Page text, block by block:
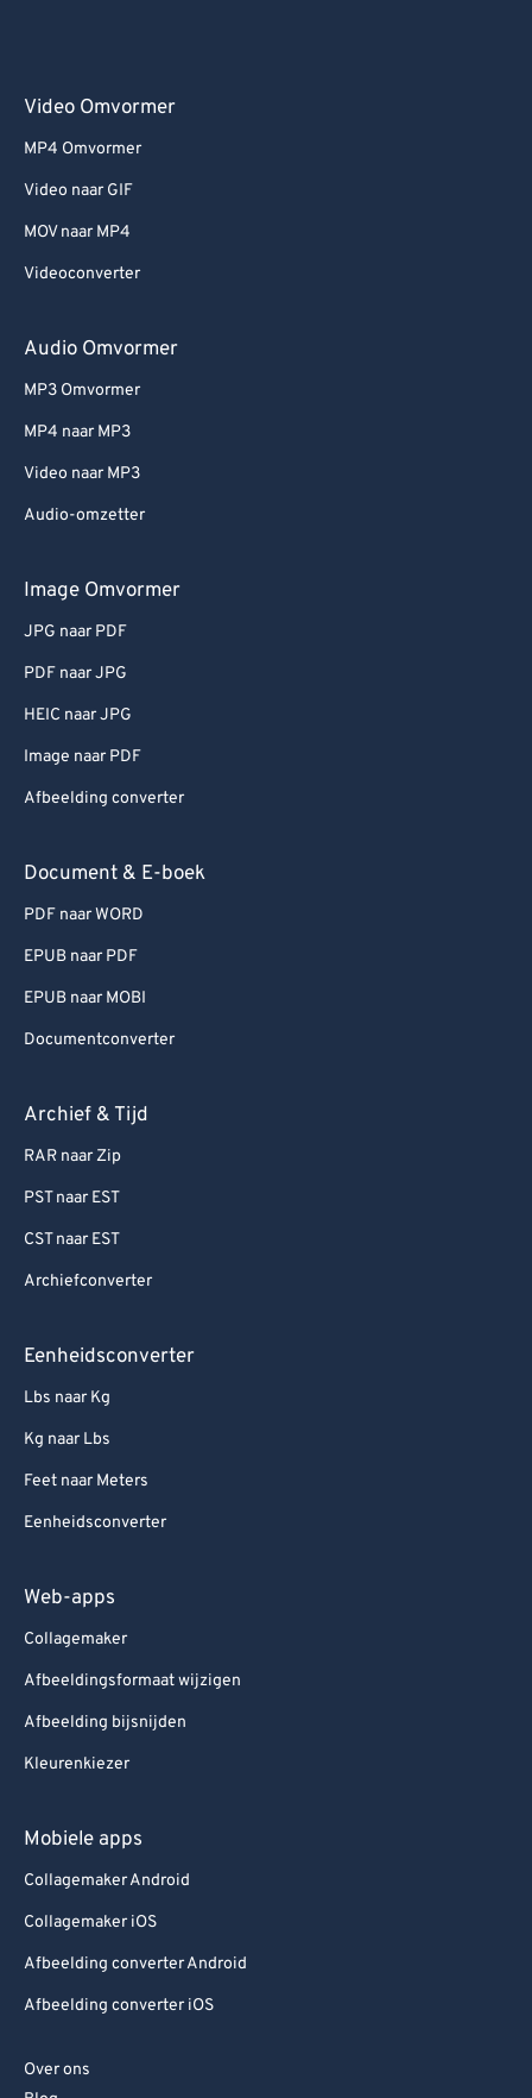
Video Omvormer
MP4 Omvormer
Video naar GIF
MOV naar MP4
Videoconverter
Audio Omvormer
MP3 Omvormer
MP4 naar MP3
Video naar MP3
Audio-omzetter
Image Omvormer
JPG naar PDF
PDF naar JPG
HEIC naar JPG
Image naar PDF
Afbeelding converter
Document & E-boek
PDF naar WORD
EPUB naar PDF
EPUB naar MOBI
Documentconverter
Archief & Tijd
RAR naar Zip
PST naar EST
CST naar EST
Archiefconverter
Eenheidsconverter
Lbs naar Kg
Kg naar Lbs
Feet naar Meters
Eenheidsconverter
Web-apps
Collagemaker
Afbeeldingsformaat wijzigen
Afbeelding bijsnijden
Kleurenkiezer
Mobiele apps
Collagemaker Android
Collagemaker iOS
Afbeelding converter Android
Afbeelding converter iOS
Over ons